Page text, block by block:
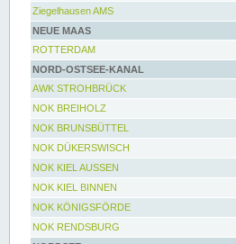
Ziegelhausen AMS
NEUE MAAS
ROTTERDAM
NORD-OSTSEE-KANAL
AWK STROHBRÜCK
NOK BREIHOLZ
NOK BRUNSBÜTTEL
NOK DÜKERSWISCH
NOK KIEL AUSSEN
NOK KIEL BINNEN
NOK KÖNIGSFÖRDE
NOK RENDSBURG